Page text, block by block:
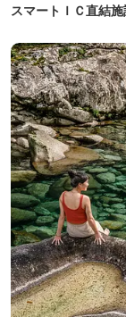
スマートＩＣ直結施